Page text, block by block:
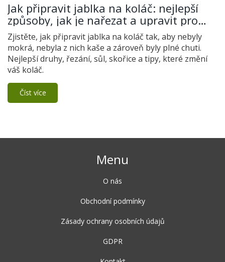
Jak připravit jablka na koláč: nejlepší
způsoby, jak je nařezat a upravit pro
dokonalý výsledek
Zjistěte, jak připravit jablka na koláč tak, aby nebyly
mokrá, nebyla z nich kaše a zároveň byly plné chuti.
Nejlepší druhy, řezání, sůl, skořice a tipy, které změní
váš koláč.
Číst více
Menu
O nás
Obchodní podmínky
Zásady ochrany osobních údajů
GDPR